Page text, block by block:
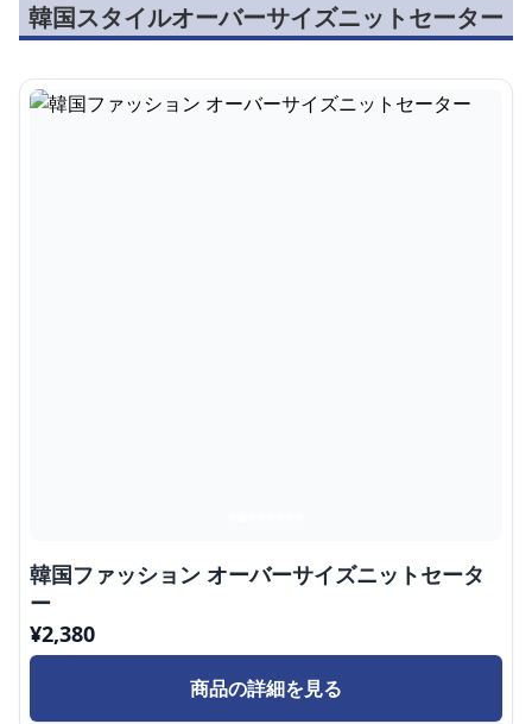
韓国スタイルオーバーサイズニットセーター
韓国ファッション オーバーサイズニットセータ
ー
¥2,380
商品の詳細を見る